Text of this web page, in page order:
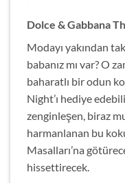
Dolce & Gabbana
Modayı yakından
babanız mı var? O
baharatlı bir odun
Night’ı hediye
zenginleşen, biraz
harmanlanan bu
Masalları’na
hissettirecek.